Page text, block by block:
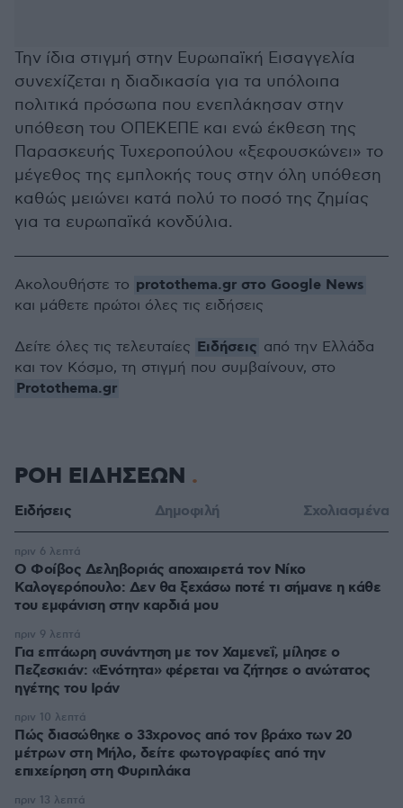
Την ίδια στιγμή στην Ευρωπαϊκή Εισαγγελία
συνεχίζεται η διαδικασία για τα υπόλοιπα
πολιτικά πρόσωπα που ενεπλάκησαν στην
υπόθεση του ΟΠΕΚΕΠΕ και ενώ έκθεση της
Παρασκευής Τυχεροπούλου «ξεφουσκώνει» το
μέγεθος της εμπλοκής τους στην όλη υπόθεση
καθώς μειώνει κατά πολύ το ποσό της ζημίας
για τα ευρωπαϊκά κονδύλια.
Ακολουθήστε το protothema.gr στο Google News
και μάθετε πρώτοι όλες τις ειδήσεις
Δείτε όλες τις τελευταίες Ειδήσεις από την Ελλάδα
και τον Κόσμο, τη στιγμή που συμβαίνουν, στο
Protothema.gr
ΡΟΗ ΕΙΔΗΣΕΩΝ
Ειδήσεις Δημοφιλή Σχολιασμένα
Ο Φοίβος Δεληβοριάς αποχαιρετά τον Νίκο
Καλογερόπουλο: Δεν θα ξεχάσω ποτέ τι σήμανε η κάθε
του εμφάνιση στην καρδιά μου
πριν 6 λεπτά
Για επτάωρη συνάντηση με τον Χαμενεΐ, μίλησε ο
Πεζεσκιάν: «Ενότητα» φέρεται να ζήτησε ο ανώτατος
ηγέτης του Ιράν
πριν 9 λεπτά
Πώς διασώθηκε ο 33χρονος από τον βράχο των 20
μέτρων στη Μήλο, δείτε φωτογραφίες από την
επιχείρηση στη Φυριπλάκα
πριν 10 λεπτά
πριν 13 λεπτά